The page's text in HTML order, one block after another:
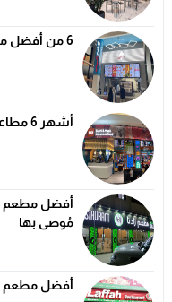
6 من أفضل مطاعم شاورما في دبي مول نرشحها لك
أشهر 6 مطاعم سوشي في دبي مول تستحق التجربة
مُوصى بها
أفضل مطعم